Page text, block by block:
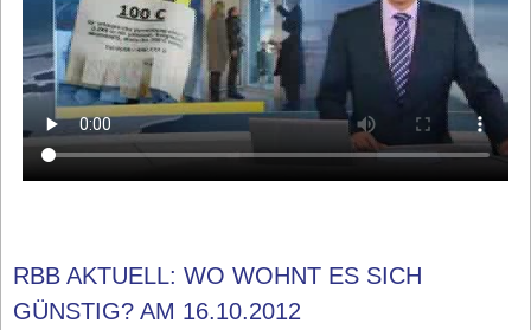
RBB AKTUELL: WO WOHNT ES SICH
GÜNSTIG? AM 16.10.2012